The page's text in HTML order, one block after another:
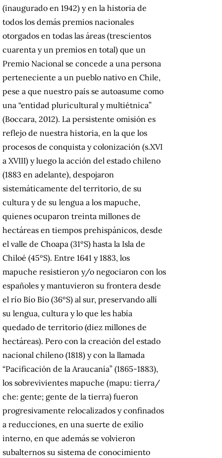
(inaugurado en 1942) y en la historia de
todos los demás premios nacionales
otorgados en todas las áreas (trescientos
cuarenta y un premios en total) que un
Premio Nacional se concede a una persona
perteneciente a un pueblo nativo en Chile,
pese a que nuestro país se autoasume como
una “entidad pluricultural y multiétnica”
(Boccara, 2012). La persistente omisión es
reflejo de nuestra historia, en la que los
procesos de conquista y colonización (s.XVI
a XVIII) y luego la acción del estado chileno
(1883 en adelante), despojaron
sistemáticamente del territorio, de su
cultura y de su lengua a los mapuche,
quienes ocuparon treinta millones de
hectáreas en tiempos prehispánicos, desde
el valle de Choapa (31ºS) hasta la Isla de
Chiloé (45ºS). Entre 1641 y 1883, los
mapuche resistieron y/o negociaron con los
españoles y mantuvieron su frontera desde
el río Bío Bío (36ºS) al sur, preservando allí
su lengua, cultura y lo que les había
quedado de territorio (diez millones de
hectáreas). Pero con la creación del estado
nacional chileno (1818) y con la llamada
“Pacificación de la Araucanía” (1865-1883),
los sobrevivientes mapuche (mapu: tierra/
che: gente; gente de la tierra) fueron
progresivamente relocalizados y confinados
a reducciones, en una suerte de exilio
interno, en que además se volvieron
subalternos su sistema de conocimiento